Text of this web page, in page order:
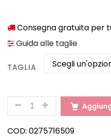
Consegna gratuita per
Guida alle taglie
TAGLIA
QUANTITÀ
COD: 0275716509